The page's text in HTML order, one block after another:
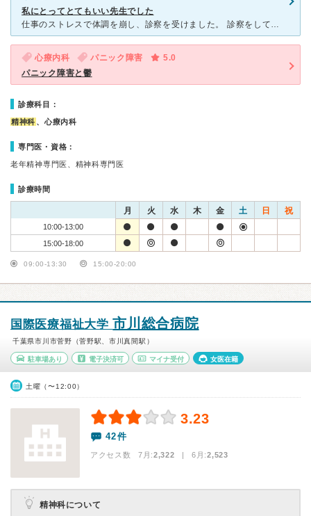
私にとってとてもいい先生でした
仕事のストレスで体調を崩し、診察を受けました。 診察をしてくれる先生が1人(？だと思います)なので、前の人の診察が長引くと待たされますが、それだけ1人の患者さんに対してきちんと診察をしてくれる先生だ
心療内科 パニック障害
5.0
パニック障害と鬱
診療科目：
精神科 、心療内科
専門医・資格：
老年精神専門医、精神科専門医
診療時間
月 火 水 木 金 土 日 祝
10:00-13:00
15:00-18:00
09:00-13:30 15:00-20:00
国際医療福祉大学市川総合病院
千葉県市川市菅野（菅野駅、市川真間駅）
駐車場あり 電子決済可 マイナ受付 女医在籍
土曜（〜12:00）
3.23
42件
アクセス数 7月:2,322 | 6月:2,523
精神科について